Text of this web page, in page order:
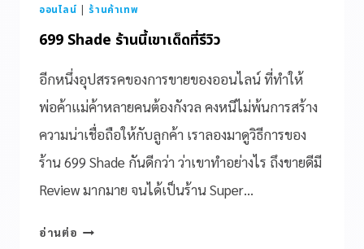
ออนไลน์ | ร้านค้าเทพ
699 Shade ร้านนี้เขาเด็ดที่รีวิว
อีกหนึ่งอุปสรรคของการขายของออนไลน์ ที่ทำให้
พ่อค้าแม่ค้าหลายคนต้องกังวล คงหนีไม่พ้นการสร้าง
ความน่าเชื่อถือให้กับลูกค้า เราลองมาดูวิธีการของ
ร้าน 699 Shade กันดีกว่า ว่าเขาทำอย่างไร ถึงขายดีมี
Review มากมาย จนได้เป็นร้าน Super…
อ่านต่อ